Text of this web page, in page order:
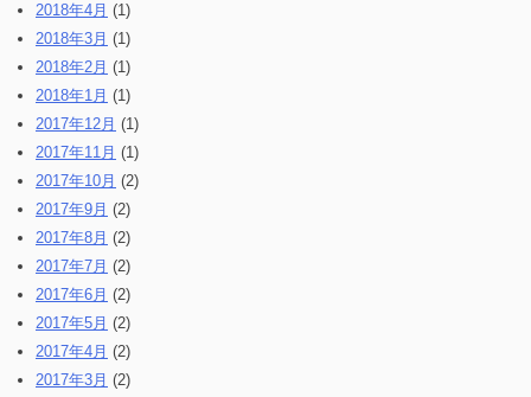
2018年4月 (1)
2018年3月 (1)
2018年2月 (1)
2018年1月 (1)
2017年12月 (1)
2017年11月 (1)
2017年10月 (2)
2017年9月 (2)
2017年8月 (2)
2017年7月 (2)
2017年6月 (2)
2017年5月 (2)
2017年4月 (2)
2017年3月 (2)